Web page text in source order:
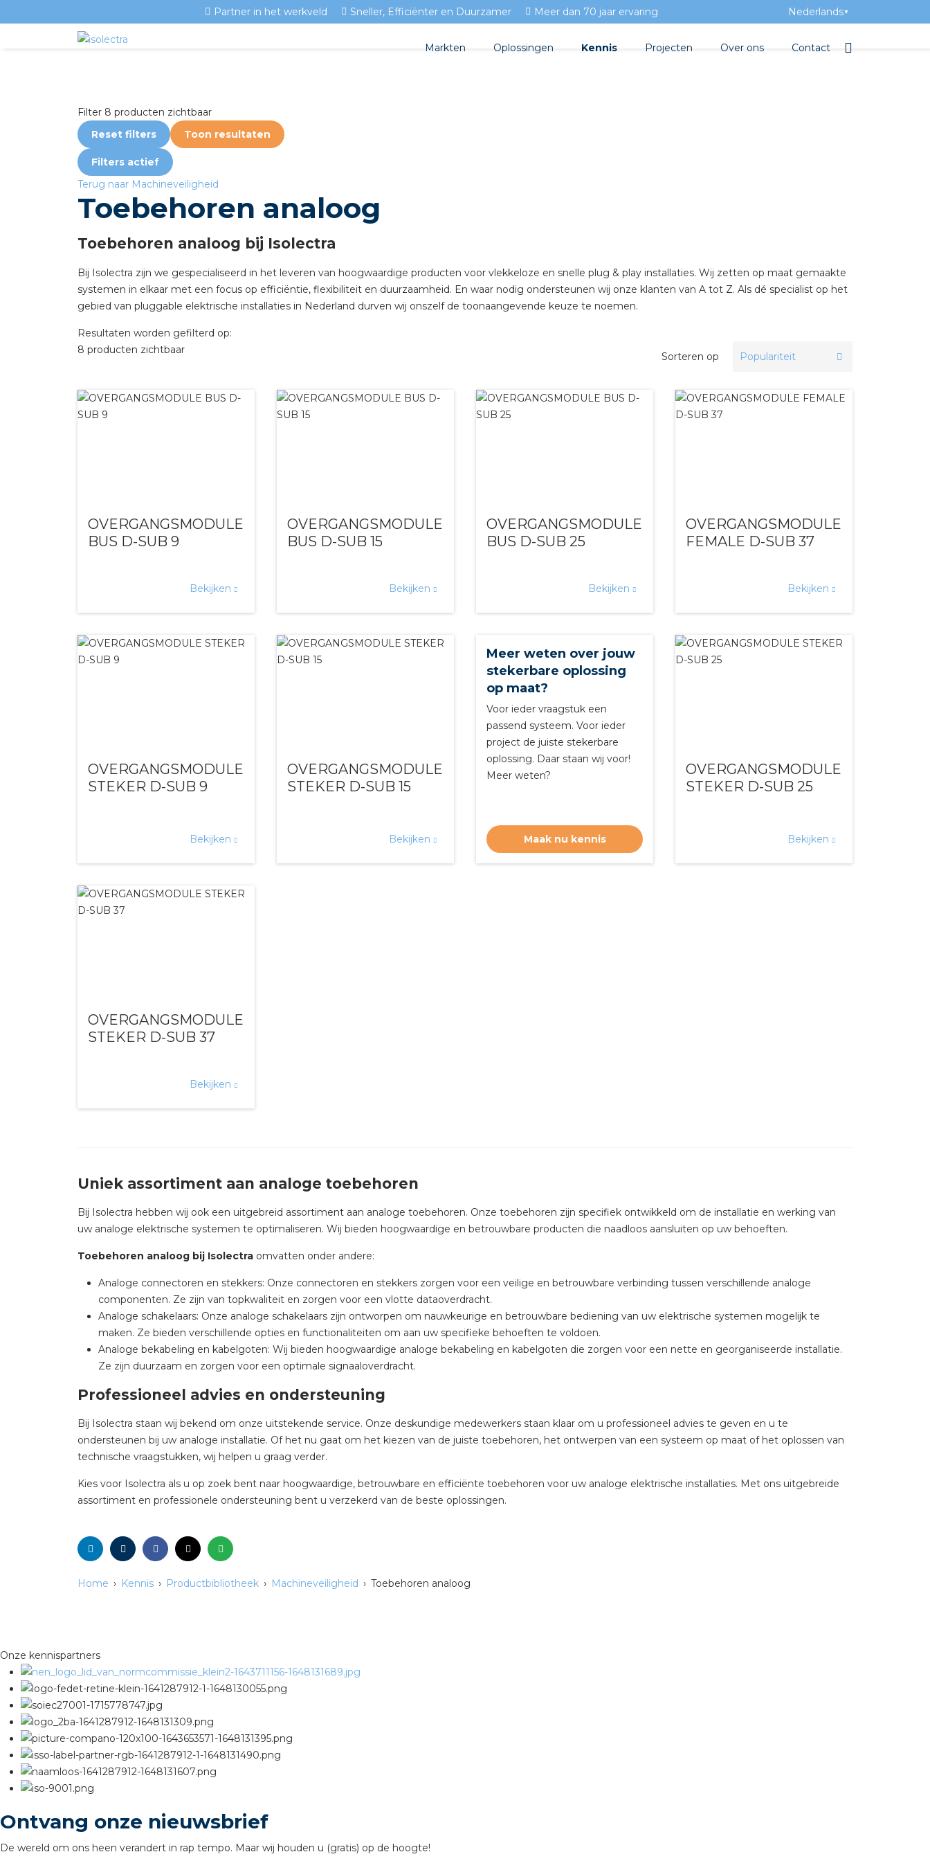
Filter 8 producten zichtbaar
Reset filters
Toon resultaten
Filters actief
Terug naar Machineveiligheid
Toebehoren analoog
Toebehoren analoog bij Isolectra
Bij Isolectra zijn we gespecialiseerd in het leveren van hoogwaardige producten voor vlekkeloze en snelle plug & play installaties. Wij zetten op maat gemaakte
systemen in elkaar met een focus op efficiëntie, flexibiliteit en duurzaamheid. En waar nodig ondersteunen wij onze klanten van A tot Z. Als dé specialist op het
gebied van pluggable elektrische installaties in Nederland durven wij onszelf de toonaangevende keuze te noemen.
Resultaten worden gefilterd op:
Sorteren op
8 producten zichtbaar
OVERGANGSMODULE
BUS D-SUB 9
Bekijken
OVERGANGSMODULE
BUS D-SUB 15
Bekijken
OVERGANGSMODULE
BUS D-SUB 25
Bekijken
OVERGANGSMODULE
FEMALE D-SUB 37
Bekijken
OVERGANGSMODULE
STEKER D-SUB 9
Bekijken
OVERGANGSMODULE
STEKER D-SUB 15
Bekijken
Meer weten over jouw
stekerbare oplossing
op maat?
Voor ieder vraagstuk een
passend systeem. Voor ieder
project de juiste stekerbare
oplossing. Daar staan wij voor!
Meer weten?
Maak nu kennis
OVERGANGSMODULE
STEKER D-SUB 25
Bekijken
OVERGANGSMODULE
STEKER D-SUB 37
Bekijken
Uniek assortiment aan analoge toebehoren
Bij Isolectra hebben wij ook een uitgebreid assortiment aan analoge toebehoren. Onze toebehoren zijn specifiek ontwikkeld om de installatie en werking van
uw analoge elektrische systemen te optimaliseren. Wij bieden hoogwaardige en betrouwbare producten die naadloos aansluiten op uw behoeften.
Toebehoren analoog bij Isolectra omvatten onder andere:
Analoge connectoren en stekkers: Onze connectoren en stekkers zorgen voor een veilige en betrouwbare verbinding tussen verschillende analoge
componenten. Ze zijn van topkwaliteit en zorgen voor een vlotte dataoverdracht.
Analoge schakelaars: Onze analoge schakelaars zijn ontworpen om nauwkeurige en betrouwbare bediening van uw elektrische systemen mogelijk te
maken. Ze bieden verschillende opties en functionaliteiten om aan uw specifieke behoeften te voldoen.
Analoge bekabeling en kabelgoten: Wij bieden hoogwaardige analoge bekabeling en kabelgoten die zorgen voor een nette en georganiseerde installatie.
Ze zijn duurzaam en zorgen voor een optimale signaaloverdracht.
Professioneel advies en ondersteuning
Bij Isolectra staan wij bekend om onze uitstekende service. Onze deskundige medewerkers staan klaar om u professioneel advies te geven en u te
ondersteunen bij uw analoge installatie. Of het nu gaat om het kiezen van de juiste toebehoren, het ontwerpen van een systeem op maat of het oplossen van
technische vraagstukken, wij helpen u graag verder.
Kies voor Isolectra als u op zoek bent naar hoogwaardige, betrouwbare en efficiënte toebehoren voor uw analoge elektrische installaties. Met ons uitgebreide
assortiment en professionele ondersteuning bent u verzekerd van de beste oplossingen.
Home Kennis Productbibliotheek Machineveiligheid Toebehoren analoog
Onze kennispartners
Ontvang onze nieuwsbrief
De wereld om ons heen verandert in rap tempo. Maar wij houden u (gratis) op de hoogte!
Partner in het werkveld Sneller, Efficiënter en Duurzamer Meer dan 70 jaar ervaring Nederlands ▼
Markten Oplossingen
Stekerbaar installeren in beton
Stekerbaar installeren in de
Wieland GST®
Kennis Projecten Over ons Contact